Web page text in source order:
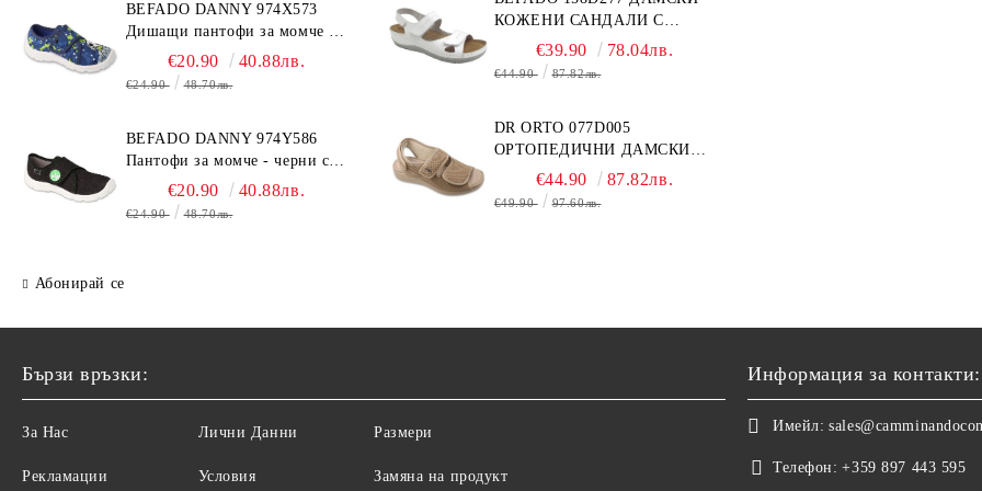
BEFADO DANNY 974X573
Дишащи пантофи за момче -
сини с топка
€20.90 40.88лв.
€24.90 48.70лв.
BEFADO DANNY 974Y586
Пантофи за момче - черни с
динозавър€20.90 40.88лв.
€24.90 48.70лв.
Абонирай се
КОЖЕНИ САНДАЛИ С
ВЕЛКРО, БЕЛИ
€39.90 78.04лв.
€44.90 87.82лв.
DR ORTO 077D005
ОРТОПЕДИЧНИ ДАМСКИ
САНДАЛИ ЗА ОТЕКЪЛ
КРАК, БЕЖОВИ
€44.90 87.82лв.
€49.90 97.60лв.
Бързи връзки:
За Нас
Рекламации
Лични Данни
Условия
Размери
Замяна на продукт
Информация за контакти:
Имейл:
Телефон: +359 897 443 595